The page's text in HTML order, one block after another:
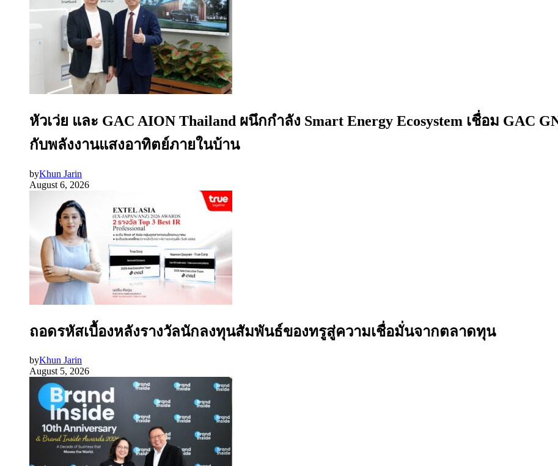
หัวเว่ย และ GAC AION Thailand ผนึกกำลัง Smart Energy Ecosystem เชื่อม GAC
กับพลังงานแสงอาทิตย์ภายในบ้าน
byKhun Jarin
August 6, 2026
ถอดรหัสเบื้องหลังรางวัลนักลงทุนสัมพันธ์ของทรูสู่ความเชื่อมั่นจากตลาดทุน
byKhun Jarin
August 5, 2026